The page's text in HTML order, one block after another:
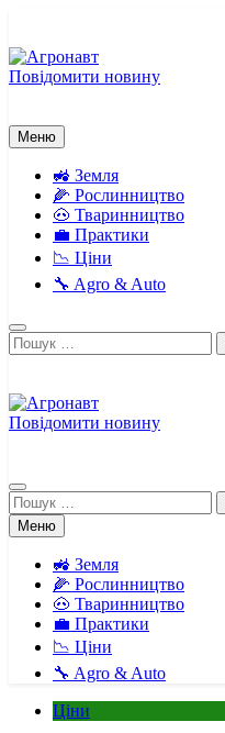
вмісту
Повідомити новину
Меню
🚜 Земля
🌽 Рослинництво
🐽 Тваринництво
💼 Практики
📉 Ціни
🔧 Agro & Auto
Пошук:
Повідомити новину
Пошук:
Меню
🚜 Земля
🌽 Рослинництво
🐽 Тваринництво
💼 Практики
📉 Ціни
🔧 Agro & Auto
Ціни